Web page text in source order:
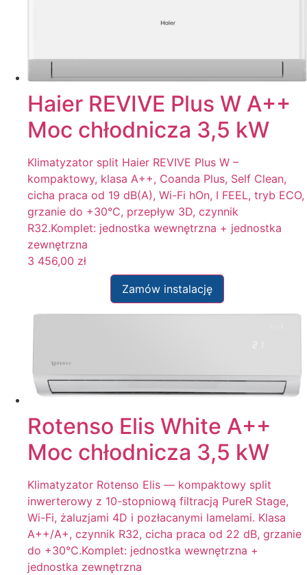
Haier REVIVE Plus W A++
Moc chłodnicza 3,5 kW
Klimatyzator split Haier REVIVE Plus W –
kompaktowy, klasa A++, Coanda Plus, Self Clean,
cicha praca od 19 dB(A), Wi-Fi hOn, I FEEL, tryb ECO,
grzanie do +30°C, przepływ 3D, czynnik
R32.Komplet: jednostka wewnętrzna + jednostka
zewnętrzna
3 456,00 zł
Zamów instalację
Rotenso Elis White A++
Moc chłodnicza 3,5 kW
Klimatyzator Rotenso Elis — kompaktowy split
inwerterowy z 10-stopniową filtracją PureR Stage,
Wi-Fi, żaluzjami 4D i pozłacanymi lamelami. Klasa
A++/A+, czynnik R32, cicha praca od 22 dB, grzanie
do +30°C.Komplet: jednostka wewnętrzna +
jednostka zewnętrzna